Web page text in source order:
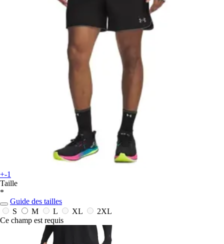
+-1
Taille
*
Guide des tailles
S
M L XL
2XL
Ce champ est requis